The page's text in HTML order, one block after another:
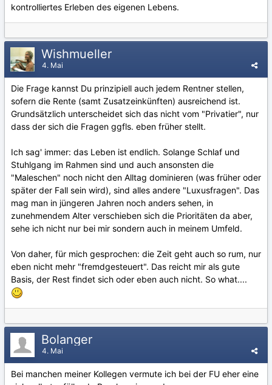
kontrolliertes Erleben des eigenen Lebens.
Wishmueller
4. Mai
Die Frage kannst Du prinzipiell auch jedem Rentner stellen,
sofern die Rente (samt Zusatzeinkünften) ausreichend ist.
Grundsätzlich unterscheidet sich das nicht vom "Privatier", nur
dass der sich die Fragen ggfls. eben früher stellt.
Ich sag' immer: das Leben ist endlich. Solange Schlaf und
Stuhlgang im Rahmen sind und auch ansonsten die
"Maleschen" noch nicht den Alltag dominieren (was früher oder
später der Fall sein wird), sind alles andere "Luxusfragen". Das
mag man in jüngeren Jahren noch anders sehen, in
zunehmendem Alter verschieben sich die Prioritäten da aber,
sehe ich nicht nur bei mir sondern auch in meinem Umfeld.
Von daher, für mich gesprochen: die Zeit geht auch so rum, nur
eben nicht mehr "fremdgesteuert". Das reicht mir als gute
Basis, der Rest findet sich oder eben auch nicht. So what....
Bolanger
4. Mai
Bei manchen meiner Kollegen vermute ich bei der FU eher eine